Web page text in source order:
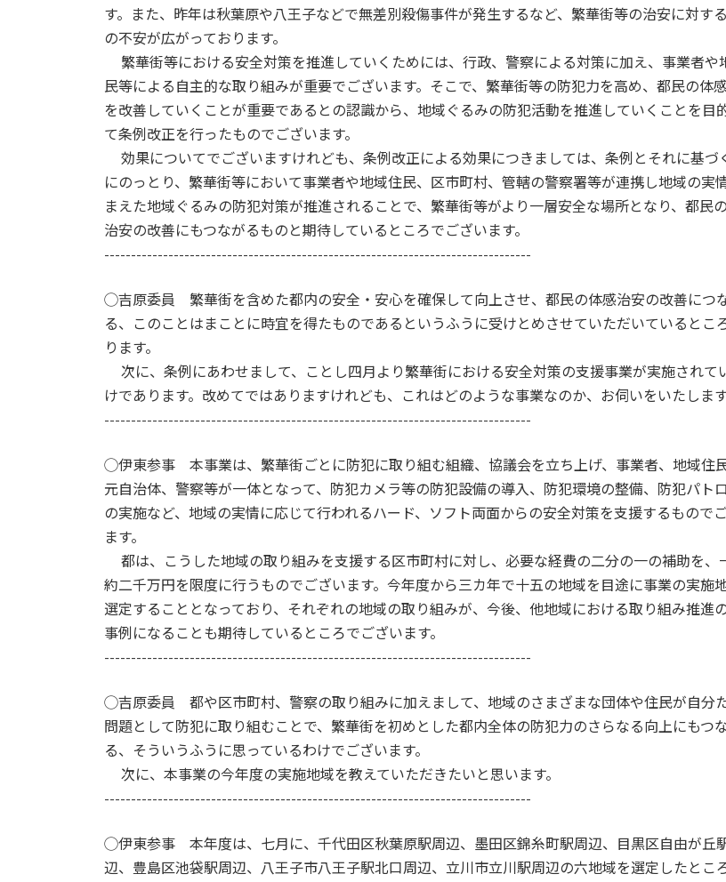
す。また、昨年は秋葉原や八王子などで無差別殺傷事件が発生するなど、繁華街等の治安に対す
の不安が広がっております。
繁華街等における安全対策を推進していくためには、行政、警察による対策に加え、事業者や
民等による自主的な取り組みが重要でございます。そこで、繁華街等の防犯力を高め、都民の体
を改善していくことが重要であるとの認識から、地域ぐるみの防犯活動を推進していくことを目
て条例改正を行ったものでございます。
効果についてでございますけれども、条例改正による効果につきましては、条例とそれに基づ
にのっとり、繁華街等において事業者や地域住民、区市町村、管轄の警察署等が連携し地域の実
まえた地域ぐるみの防犯対策が推進されることで、繁華街等がより一層安全な場所となり、都民
治安の改善にもつながるものと期待しているところでございます。
--------------------------------------------------------------------------------
◯吉原委員 繁華街を含めた都内の安全・安心を確保して向上させ、都民の体感治安の改善につ
る、このことはまことに時宜を得たものであるというふうに受けとめさせていただいているとこ
ります。
次に、条例にあわせまして、ことし四月より繁華街における安全対策の支援事業が実施されて
けであります。改めてではありますけれども、これはどのような事業なのか、お伺いをいたします
--------------------------------------------------------------------------------
◯伊東参事 本事業は、繁華街ごとに防犯に取り組む組織、協議会を立ち上げ、事業者、地域住
元自治体、警察等が一体となって、防犯カメラ等の防犯設備の導入、防犯環境の整備、防犯パト
の実施など、地域の実情に応じて行われるハード、ソフト両面からの安全対策を支援するもので
ます。
都は、こうした地域の取り組みを支援する区市町村に対し、必要な経費の二分の一の補助を、
約二千万円を限度に行うものでございます。今年度から三カ年で十五の地域を目途に事業の実施
選定することとなっており、それぞれの地域の取り組みが、今後、他地域における取り組み推進
事例になることも期待しているところでございます。
--------------------------------------------------------------------------------
◯吉原委員 都や区市町村、警察の取り組みに加えまして、地域のさまざまな団体や住民が自分
問題として防犯に取り組むことで、繁華街を初めとした都内全体の防犯力のさらなる向上にもつ
る、そういうふうに思っているわけでございます。
次に、本事業の今年度の実施地域を教えていただきたいと思います。
--------------------------------------------------------------------------------
◯伊東参事 本年度は、七月に、千代田区秋葉原駅周辺、墨田区錦糸町駅周辺、目黒区自由が丘
辺、豊島区池袋駅周辺、八王子市八王子駅北口周辺、立川市立川駅周辺の六地域を選定したとこ